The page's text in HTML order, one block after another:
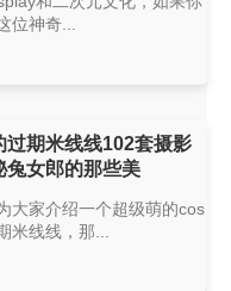
位神奇...
过期米线线102套摄影
兔女郎的那些美
大家介绍一个超级萌的cos
线线，那...